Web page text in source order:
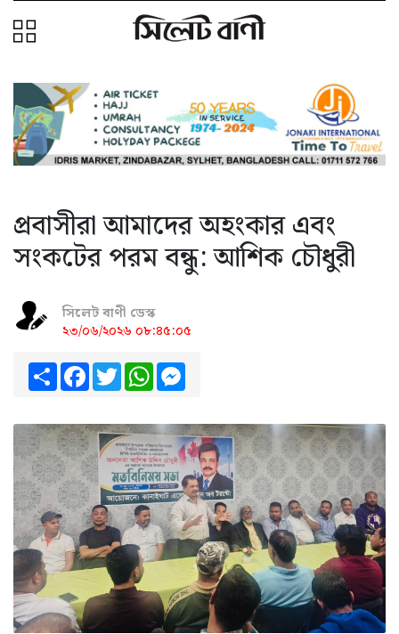
প্রবাসীরা আমাদের অহংকার এবং
সংকটের পরম বন্ধু: আশিক চৌধুরী
সিলেট বাণী ডেস্ক
২৩/০৬/২০২৬ ০৮:৪৫:০৫
ShareFacebook
TwitterWhatsApp